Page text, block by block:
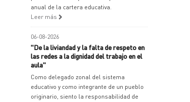
anual de la cartera educativa.
Leer más
06-08-2026
"De la liviandad y la falta de respeto en
las redes a la dignidad del trabajo en el
aula"
Como delegado zonal del sistema
educativo y como integrante de un pueblo
originario, siento la responsabilidad de